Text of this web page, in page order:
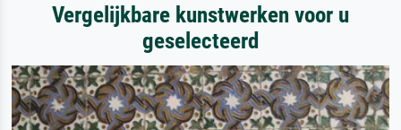
Vergelijkbare kunstwerken voor u
geselecteerd